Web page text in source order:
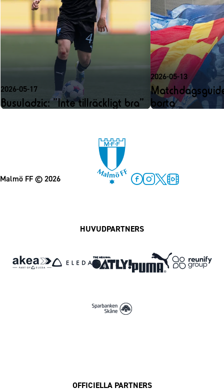
2026-05-17
Busuladzic: ”Inte tillräckligt bra”
2026-05-13
borta
Malmö FF© 2026
HUVUDPARTNERS
OFFICIELLA PARTNERS